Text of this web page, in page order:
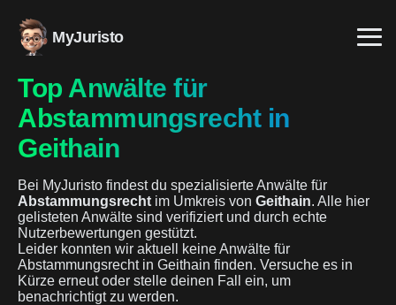
MyJuristo
Top Anwälte für
Abstammungsrecht in
Geithain
Bei MyJuristo findest du spezialisierte Anwälte für
Abstammungsrecht im Umkreis von Geithain. Alle hier
gelisteten Anwälte sind verifiziert und durch echte
Nutzerbewertungen gestützt.
Leider konnten wir aktuell keine Anwälte für
Abstammungsrecht in Geithain finden. Versuche es in
Kürze erneut oder stelle deinen Fall ein, um
benachrichtigt zu werden.